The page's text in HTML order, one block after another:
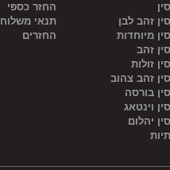
זהב לבן
מיוחדות
זהב
זולות
זהב צהוב
בורסה
וינטאג
יהלום
החזר כספי
תנאי משלוח
החזרים